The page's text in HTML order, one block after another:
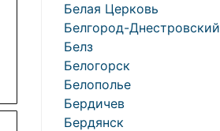
Белая Церковь
Белгород-Днестровский
Белз
Белогорск
Белополье
Бердичев
Бердянск